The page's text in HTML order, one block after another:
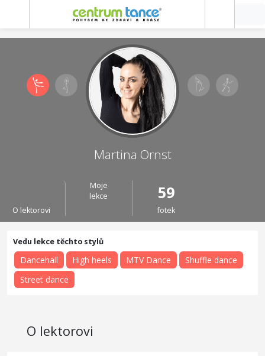
Martina Ornst
O lektorovi
Moje
lekce
59
fotek
Dancehall High heels MTV Dance
Shuffle dance
Street dance
O lektorovi